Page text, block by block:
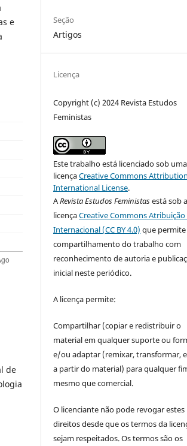
e
de
Seção
Artigos
Licença
Copyright (c) 2024 Revista Estudos
Feministas
Este trabalho está licenciado sob uma
licençaCreative Commons
International License.
ARevista Estudos Feministasestá sob a
licençaCreative Commons Atribuição
Internacional (CC BY 4.0) que
compartilhamento do trabalho com
reconhecimento de autoria e
inicial neste periódico.
A licença permite:
Compartilhar (copiar e redistribuir o
material em qualquer suporte ou
e/ou adaptar (remixar, transformar,
a partir do material) para qualquer
mesmo que comercial.
O licenciante não pode revogar estes
direitos desde que os termos da
sejam respeitados. Os termos são os